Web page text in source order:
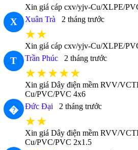
Xin giá cáp cxv/yjv-Cu/XLPE/
X Xuân Trà 2 tháng trước
★★
Xin giá cáp cxv/yjv-Cu/XLPE/
T Trần Phúc 2 tháng trước
★★★★★
Xin giá Dây điện mềm RVV/
Cu/PVC/PVC 4x6
� Đức Đại 2 tháng trước
★★
Xin giá Dây điện mềm RVV/
Cu/PVC/PVC 2x1.5